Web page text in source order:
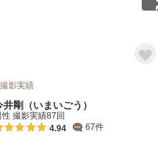
影実績
井剛（いまいごう）
性 撮影実績87回
4.94
67件